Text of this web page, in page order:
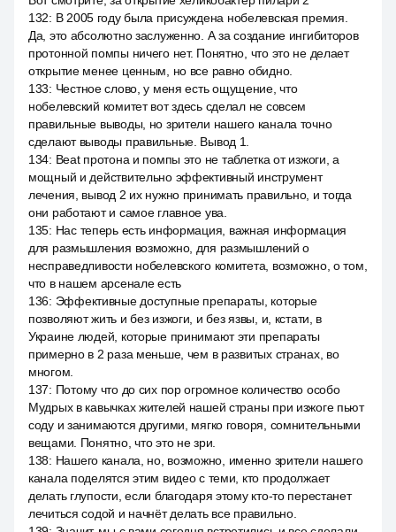
132: В 2005 году была присуждена нобелевская премия.
Да, это абсолютно заслуженно. А за создание ингибиторов
протонной помпы ничего нет. Понятно, что это не делает
открытие менее ценным, но все равно обидно.
133: Честное слово, у меня есть ощущение, что
нобелевский комитет вот здесь сделал не совсем
правильные выводы, но зрители нашего канала точно
сделают выводы правильные. Вывод 1.
134: Beat протона и помпы это не таблетка от изжоги, а
мощный и действительно эффективный инструмент
лечения, вывод 2 их нужно принимать правильно, и тогда
они работают и самое главное ува.
135: Нас теперь есть информация, важная информация
для размышления возможно, для размышлений о
несправедливости нобелевского комитета, возможно, о том,
что в нашем арсенале есть
136: Эффективные доступные препараты, которые
позволяют жить и без изжоги, и без язвы, и, кстати, в
Украине людей, которые принимают эти препараты
примерно в 2 раза меньше, чем в развитых странах, во
многом.
137: Потому что до сих пор огромное количество особо
Мудрых в кавычках жителей нашей страны при изжоге пьют
соду и занимаются другими, мягко говоря, сомнительными
вещами. Понятно, что это не зри.
138: Нашего канала, но, возможно, именно зрители нашего
канала поделятся этим видео с теми, кто продолжает
делать глупости, если благодаря этому кто-то перестанет
лечиться содой и начнёт делать все правильно.